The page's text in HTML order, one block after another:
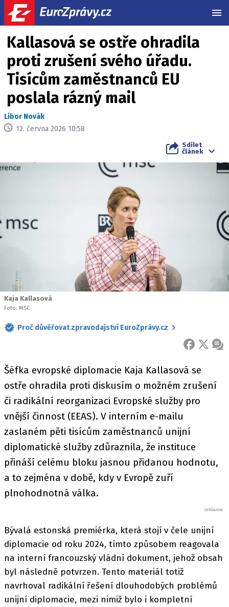
Kallasová se ostře ohradila
proti zrušení svého úřadu.
Tisícům zaměstnanců EU
poslala rázný mail
Libor Novák
12. června 2026 10:58
Sdílet
článek
Kaja Kallasová
Foto: MSC
Proč důvěřovat zpravodajství EuroZprávy.cz
FACEBOOK
X
Šéfka evropské diplomacie Kaja Kallasová se
ostře ohradila proti diskusím o možném zrušení
či radikální reorganizaci Evropské služby pro
vnější činnost (EEAS). V interním e-mailu
zaslaném pěti tisícům zaměstnanců unijní
diplomatické služby zdůraznila, že instituce
přináší celému bloku jasnou přidanou hodnotu,
a to zejména v době, kdy v Evropě zuří
plnohodnotná válka.
Bývalá estonská premiérka, která stojí v čele unijní
diplomacie od roku 2024, tímto způsobem reagovala
na interní francouzský vládní dokument, jehož obsah
byl následně potvrzen. Tento materiál totiž
navrhoval radikální řešení dlouhodobých problémů
unijní diplomacie, mezi nimiž bylo i kompletní